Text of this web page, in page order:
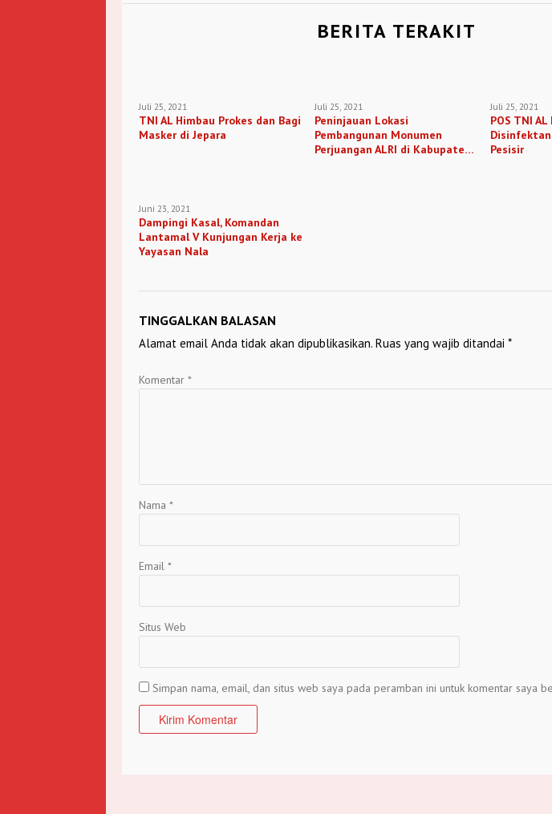
BERITA TERAKIT
Juli 25, 2021
TNI AL Himbau Prokes dan Bagi
Masker di Jepara
Juli 25, 2021
Peninjauan Lokasi
Pembangunan Monumen
Perjuangan ALRI di Kabupaten
Juli 25, 2021
POS TNI
Pesisir
Juni 23, 2021
Dampingi Kasal, Komandan
Lantamal V Kunjungan Kerja ke
Yayasan Nala
TINGGALKAN BALASAN
Alamat email Anda tidak akan dipublikasikan. Ruas yang wajib ditandai *
Komentar *
Nama *
Email *
Situs Web
Simpan nama, email, dan situs web saya pada peramban ini untuk komentar saya